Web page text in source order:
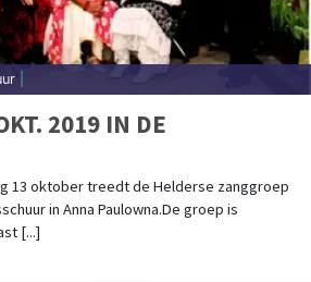
2019 IN DE
13 oktober treedt de Helderse zanggroep
in Anna Paulowna.De groep is
[...]